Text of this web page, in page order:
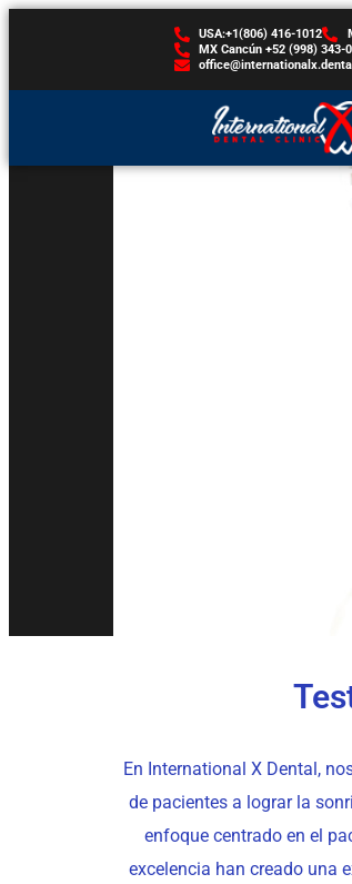
USA:+1(806) 416-1012
MX Cancún +52 (998) 343-
office@internationalx.dental
En International X Dental,
de pacientes a lograr la
enfoque centrado en el
excelencia han creado una